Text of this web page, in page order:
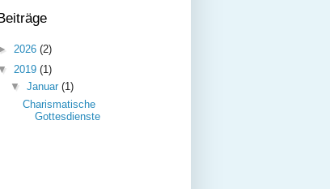
2026 (2)
▼ 2019 (1)
▼ Januar (1)
Charismatische
Gottesdienste